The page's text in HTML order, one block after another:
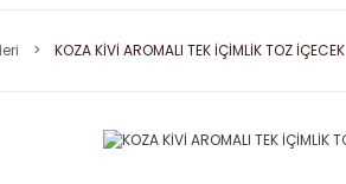
KOZA KİVİ AROMALI TEK İÇİMLİK TOZ İÇECEK